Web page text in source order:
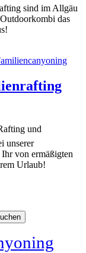
sind im Allgäu
das
und
unserer
von ermäßigten
Urlaub!